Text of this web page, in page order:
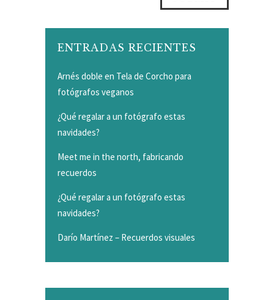
ENTRADAS RECIENTES
Arnés doble en Tela de Corcho para
fotógrafos veganos
¿Qué regalar a un fotógrafo estas
navidades?
Meet me in the north, fabricando
recuerdos
¿Qué regalar a un fotógrafo estas
navidades?
Darío Martínez – Recuerdos visuales